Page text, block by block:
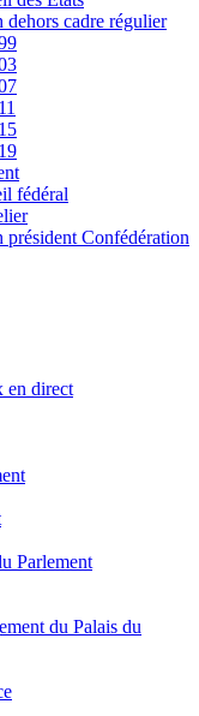
dehors cadre régulier
fédéral
président Confédération
en direct
Parlement
du Palais du